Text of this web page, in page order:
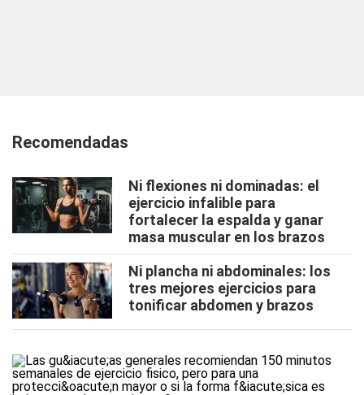
Recomendadas
Ni flexiones ni dominadas: el
ejercicio infalible para
fortalecer la espalda y ganar
masa muscular en los brazos
Ni plancha ni abdominales: los
tres mejores ejercicios para
tonificar abdomen y brazos